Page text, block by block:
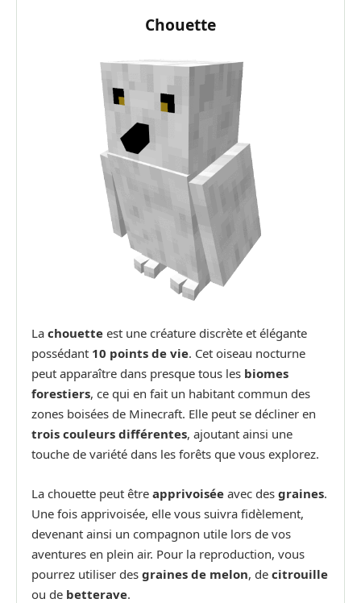
Chouette
La chouette est une créature discrète et élégante
possédant 10 points de vie. Cet oiseau nocturne
peut apparaître dans presque tous les biomes
forestiers, ce qui en fait un habitant commun des
zones boisées de Minecraft. Elle peut se décliner en
trois couleurs différentes, ajoutant ainsi une
touche de variété dans les forêts que vous explorez.
La chouette peut être apprivoisée avec des graines.
Une fois apprivoisée, elle vous suivra fidèlement,
devenant ainsi un compagnon utile lors de vos
aventures en plein air. Pour la reproduction, vous
pourrez utiliser des graines de melon, de citrouille
ou de betterave.